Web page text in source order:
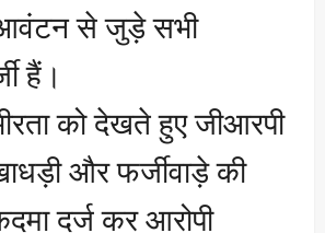
आवंटन से जुड़े सभी
हैं।
को देखते हुए जीआरपी
और फर्जीवाड़े की
दर्ज कर आरोपी